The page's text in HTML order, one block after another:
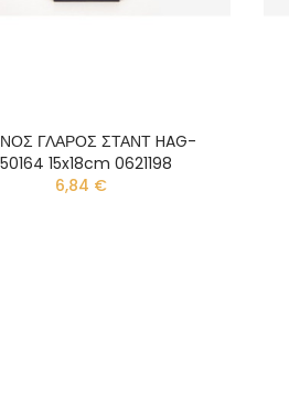
ΓΛΑΡΟΣ ΣΤΑΝΤ HAG-
15x18cm 0621198
6,84 €